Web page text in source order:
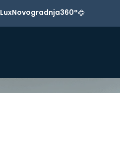
LuxNovogradnja360°